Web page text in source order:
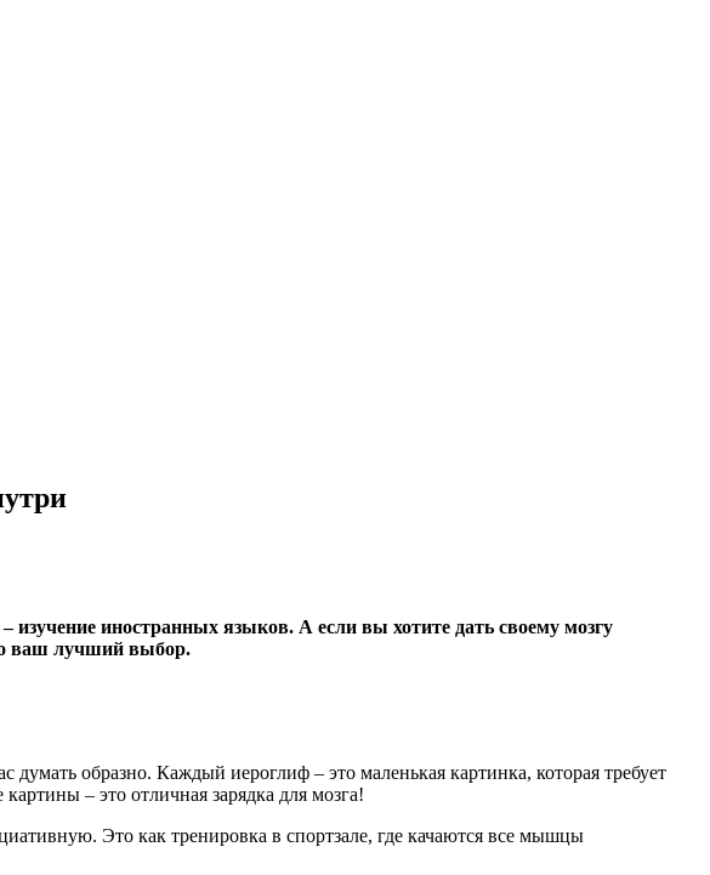
иностранных языков. А если вы хотите дать своему мозгу
ваш лучший выбор.
образно. Каждый иероглиф – это маленькая картинка, которая требует
– это отличная зарядка для мозга!
Это как тренировка в спортзале, где качаются все мышцы